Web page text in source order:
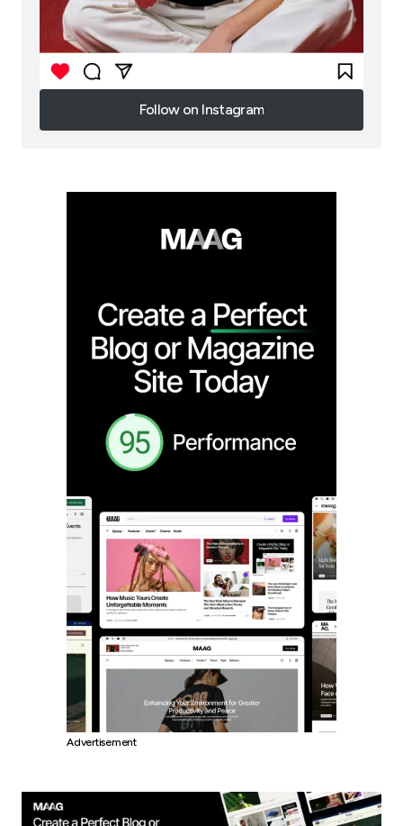
Follow on Instagram
Follow on Instagram
Advertisement